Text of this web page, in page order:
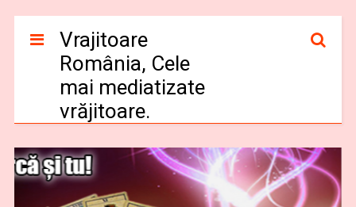
Vrajitoare
România, Cele
mai mediatizate
vrăjitoare.